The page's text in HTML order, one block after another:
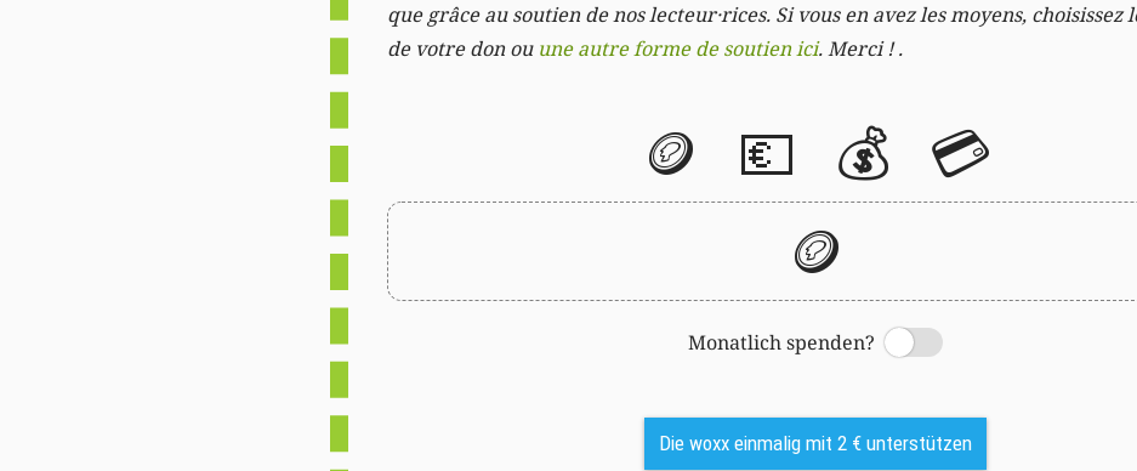
que grâce au soutien de nos lecteur·rices. Si vous en avez les moyens, choisissez
de votre don ou une autre forme de soutien ici. Merci ! .
🪙 💶 💰 💳
🪙
Monatlich spenden?
Switch
Die woxx einmalig mit 2 € unterstützen